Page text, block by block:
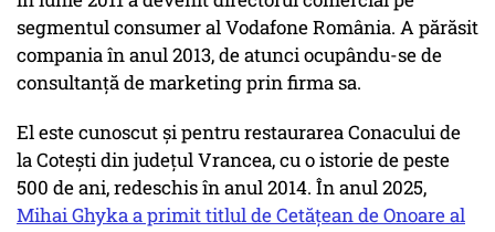
segmentul consumer al Vodafone România. A părăsit
compania în anul 2013, de atunci ocupându-se de
consultanță de marketing prin firma sa.
El este cunoscut și pentru restaurarea Conacului de
la Cotești din județul Vrancea, cu o istorie de peste
500 de ani, redeschis în anul 2014. În anul 2025,
Mihai Ghyka a primit titlul de Cetățean de Onoare al